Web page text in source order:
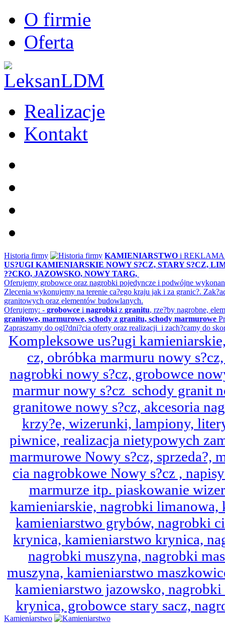
O firmie
Oferta
Realizacje
Kontakt
Historia firmy KAMIENIARSTWO i
US?UGI KAMIENIARSKIE NOWY S?CZ, STARY S?CZ,
??CKO, JAZOWSKO, NOWY TARG,
Oferujemy grobowce oraz nagrobki pojedyncze i podwójne
Zlecenia wykonujemy na terenie ca?ego kraju jak i za granic?.
granitowych oraz elementów budowlanych.
Oferujemy: - grobowce i nagrobki z granitu, rze?by nagrobne,
granitowe, marmurowe, schody z granitu, schody marmurowe
Zapraszamy do ogl?dni?cia oferty oraz realizacji i zach?camy do
Kompleksowe us?ugi
cz, obróbka marmuru nowy
nagrobki nowy s?cz, grobowce
marmur nowy s?cz schody granit
granitowe nowy s?cz, akcesoria
krzy?e, wizerunki, lampiony,
piwnice, realizacja nietypowych
marmurowe Nowy s?cz, sprzeda?,
cia nagrobkowe Nowy s?cz ,
marmurze itp. piaskowanie
kamieniarskie, nagrobki
kamieniarstwo grybów, nagrobki
krynica, kamieniarstwo krynica,
nagrobki muszyna, nagrobki
muszyna, kamieniarstwo
kamieniarstwo jazowsko,
krynica, grobowce stary sacz,
Kamieniarstwo